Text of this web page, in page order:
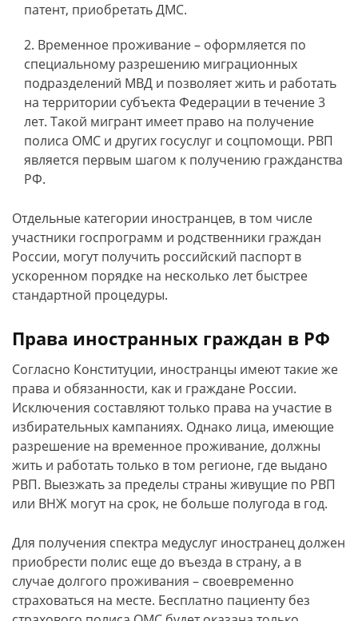
патент, приобретать ДМС.
Временное проживание – оформляется по
специальному разрешению миграционных
подразделений МВД и позволяет жить и работать
на территории субъекта Федерации в течение 3
лет. Такой мигрант имеет право на получение
полиса ОМС и других госуслуг и соцпомощи. РВП
является первым шагом к получению гражданства
РФ.
Отдельные категории иностранцев, в том числе
участники госпрограмм и родственники граждан
России, могут получить российский паспорт в
ускоренном порядке на несколько лет быстрее
стандартной процедуры.
Права иностранных граждан в РФ
Согласно Конституции, иностранцы имеют такие же
права и обязанности, как и граждане России.
Исключения составляют только права на участие в
избирательных кампаниях. Однако лица, имеющие
разрешение на временное проживание, должны
жить и работать только в том регионе, где выдано
РВП. Выезжать за пределы страны живущие по РВП
или ВНЖ могут на срок, не больше полугода в год.
Для получения спектра медуслуг иностранец должен
приобрести полис еще до въезда в страну, а в
случае долгого проживания – своевременно
страховаться на месте. Бесплатно пациенту без